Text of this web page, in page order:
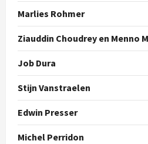
Marlies Rohmer
Ziauddin Choudrey en Menno
Job Dura
Stijn Vanstraelen
Edwin Presser
Michel Perridon